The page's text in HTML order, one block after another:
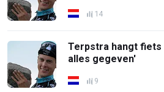
14
Terpstra hangt fiets
alles gegeven'
9